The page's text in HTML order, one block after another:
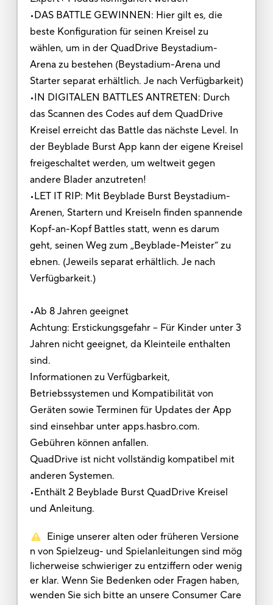
•DAS BATTLE GEWINNEN: Hier gilt es, die
beste Konfiguration für seinen Kreisel zu
wählen, um in der QuadDrive Beystadium-
Arena zu bestehen (Beystadium-Arena und
Starter separat erhältlich. Je nach Verfügbarkeit)
•IN DIGITALEN BATTLES ANTRETEN: Durch
das Scannen des Codes auf dem QuadDrive
Kreisel erreicht das Battle das nächste Level. In
der Beyblade Burst App kann der eigene Kreisel
freigeschaltet werden, um weltweit gegen
andere Blader anzutreten!
•LET IT RIP: Mit Beyblade Burst Beystadium-
Arenen, Startern und Kreiseln finden spannende
Kopf-an-Kopf Battles statt, wenn es darum
geht, seinen Weg zum „Beyblade-Meister“ zu
ebnen. (Jeweils separat erhältlich. Je nach
Verfügbarkeit.)
•Ab 8 Jahren geeignet
Achtung: Erstickungsgefahr – Für Kinder unter 3
Jahren nicht geeignet, da Kleinteile enthalten
sind.
Informationen zu Verfügbarkeit,
Betriebssystemen und Kompatibilität von
Geräten sowie Terminen für Updates der App
sind einsehbar unter apps.hasbro.com.
Gebühren können anfallen.
QuadDrive ist nicht vollständig kompatibel mit
anderen Systemen.
•Enthält 2 Beyblade Burst QuadDrive Kreisel
und Anleitung.
Einige unserer alten oder früheren Versione
n von Spielzeug- und Spielanleitungen sind mög
licherweise schwieriger zu entziffern oder wenig
er klar. Wenn Sie Bedenken oder Fragen haben,
wenden Sie sich bitte an unsere Consumer Care